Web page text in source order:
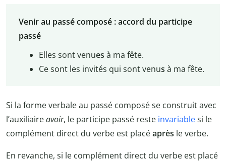
Venir au passé composé : accord du participe
passé
Elles sont venues à ma fête.
Ce sont les invités qui sont venus à ma fête.
Si la forme verbale au passé composé se construit avec
l’auxiliaireavoir, le participe passé reste invariablesi le
complément direct du verbe est placéaprès le verbe.
En revanche, si le complément direct du verbe est placé